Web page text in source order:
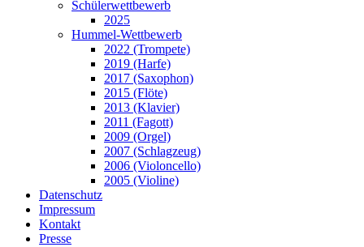
Schülerwettbewerb
2025
Hummel-Wettbewerb
2022 (Trompete)
2019 (Harfe)
2017 (Saxophon)
2015 (Flöte)
2013 (Klavier)
2011 (Fagott)
2009 (Orgel)
2007 (Schlagzeug)
2006 (Violoncello)
2005 (Violine)
Datenschutz
Impressum
Kontakt
Presse